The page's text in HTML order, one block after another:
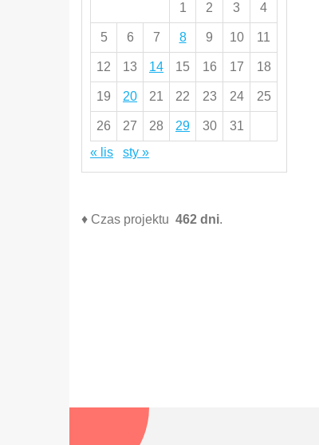
1 2 3 4
5 6 7 8 9 10 11
12 13 14 15 16 17 18
19 20 21 22 23 24 25
26 27 28 29 30
31
« lis
sty »
♦ Czas projektu462 dni.